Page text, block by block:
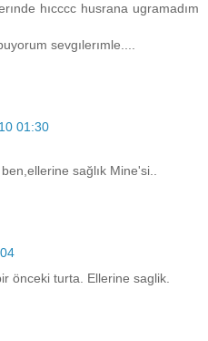
hıcccc husrana ugramadım
sevgılerımle....
01:30
sağlık Mine'si..
önceki turta. Ellerine saglik.